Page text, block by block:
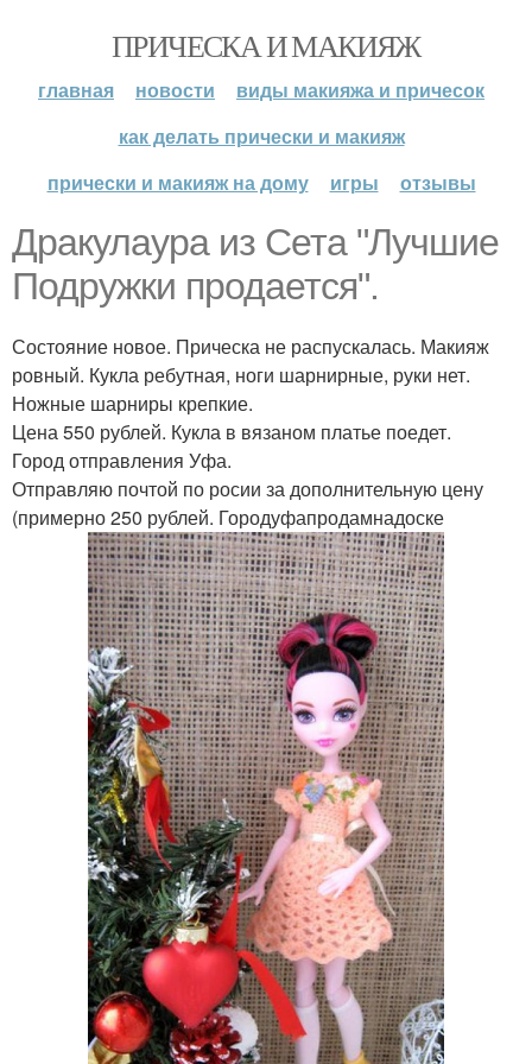
ПРИЧЕСКА И МАКИЯЖ
главная новости
виды макияжа и причесок
как делать прически и макияж
прически и макияж на дому
игры отзывы
Дракулаура из Сета "Лучшие
Подружки продается".
Состояние новое. Прическа не распускалась. Макияж
ровный. Кукла ребутная, ноги шарнирные, руки нет.
Ножные шарниры крепкие.
Цена 550 рублей. Кукла в вязаном платье поедет.
Город отправления Уфа.
Отправляю почтой по росии за дополнительную цену
(примерно 250 рублей. Городуфапродамнадоске